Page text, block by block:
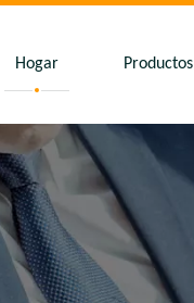
Hogar Productos